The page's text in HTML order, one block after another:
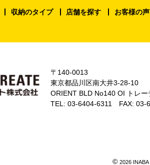
収納のタイプ 店舗を探す お客様の声
〒140-0013
東京都品川区南大井3-28-10
ORIENT BLD No140 OI トレ
TEL: 03-6404-6311 FAX: 03-
© 2026 INABA